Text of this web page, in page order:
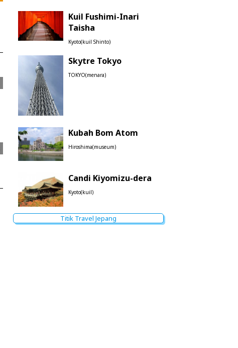
Kuil Fushimi-Inari
Taisha
Kyoto(kuil Shinto)
Skytre Tokyo
TOKYO(menara)
Kubah Bom Atom
Hiroshima(museum)
Candi Kiyomizu-dera
Kyoto(kuil)
Titik Travel Jepang